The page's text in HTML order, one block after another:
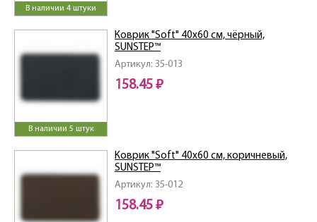
В наличии 4 штуки
В наличии 5 штук
Артикул: 35-013
Коврик "Soft" 40x60 см, чёрный,
SUNSTEP™
158.45 ₽
Артикул: 35-012
Коврик "Soft" 40x60 см, коричневый,
SUNSTEP™
158.45 ₽